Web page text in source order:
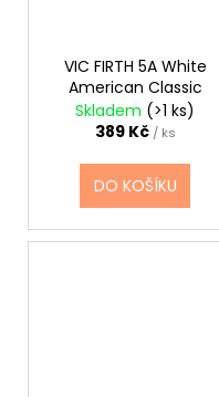
VIC FIRTH 5A White
American Classic
Skladem (>1 ks)
389 Kč / ks
DO KOŠÍKU